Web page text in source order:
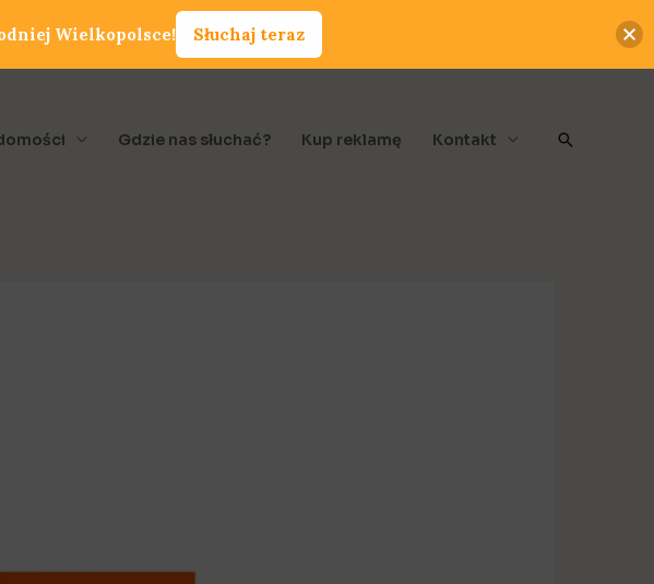
Gdzie nas słuchać? Kup reklamę Kontakt Szukaj
Wielkopolsce! Słuchaj teraz